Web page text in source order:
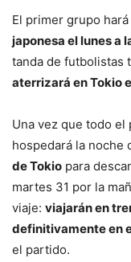
El primer grupo hará
japonesa el lunes a
tanda de futbolistas
aterrizará en Tokio
Una vez que todo
hospedará la noche
de Tokio para
martes 31 por la
viaje: viajarán en
definitivamente en
el partido.